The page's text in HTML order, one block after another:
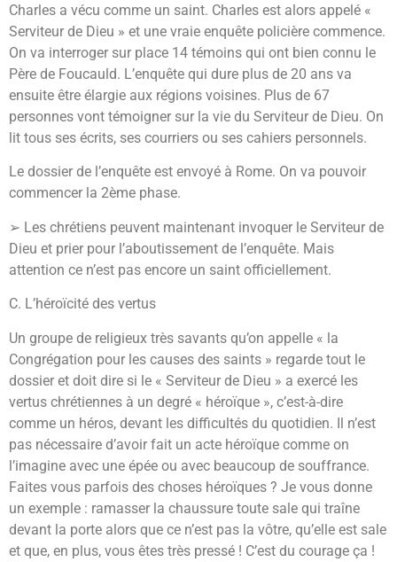
Charles a vécu comme un saint. Charles est alors appelé «
Serviteur de Dieu » et une vraie enquête policière commence.
On va interroger sur place 14 témoins qui ont bien connu le
Père de Foucauld. L’enquête qui dure plus de 20 ans va
ensuite être élargie aux régions voisines. Plus de 67
personnes vont témoigner sur la vie du Serviteur de Dieu. On
lit tous ses écrits, ses courriers ou ses cahiers personnels.
Le dossier de l’enquête est envoyé à Rome. On va pouvoir
commencer la 2ème phase.
➢ Les chrétiens peuvent maintenant invoquer le Serviteur de
Dieu et prier pour l’aboutissement de l’enquête. Mais
attention ce n’est pas encore un saint officiellement.
C. L’héroïcité des vertus
Un groupe de religieux très savants qu’on appelle « la
Congrégation pour les causes des saints » regarde tout le
dossier et doit dire si le « Serviteur de Dieu » a exercé les
vertus chrétiennes à un degré « héroïque », c’est-à-dire
comme un héros, devant les difficultés du quotidien. Il n’est
pas nécessaire d’avoir fait un acte héroïque comme on
l’imagine avec une épée ou avec beaucoup de souffrance.
Faites vous parfois des choses héroïques ? Je vous donne
un exemple : ramasser la chaussure toute sale qui traîne
devant la porte alors que ce n’est pas la vôtre, qu’elle est sale
et que, en plus, vous êtes très pressé ! C’est du courage ça !